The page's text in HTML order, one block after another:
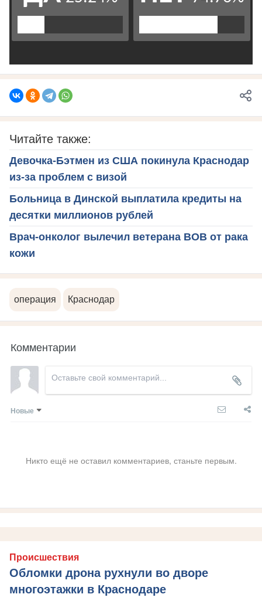
Читайте также:
Девочка-Бэтмен из США покинула Краснодар
из-за проблем с визой
Больница в Динской выплатила кредиты на
десятки миллионов рублей
Врач-онколог вылечил ветерана ВОВ от рака
кожи
операция Краснодар
Комментарии
Новые
Никто ещё не оставил комментариев, станьте первым.
Происшествия
Обломки дрона рухнули во дворе
многоэтажки в Краснодаре